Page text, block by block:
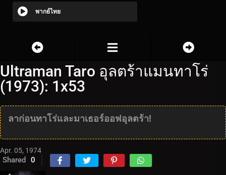
พากย์ไทย
Ultraman Taro อุลตร้าแมนทาโร่
(1973): 1x53
ลาก่อนทาโร่และมาเธอร์ออฟอุลตร้า!
Apr. 05, 1974
Shared 0